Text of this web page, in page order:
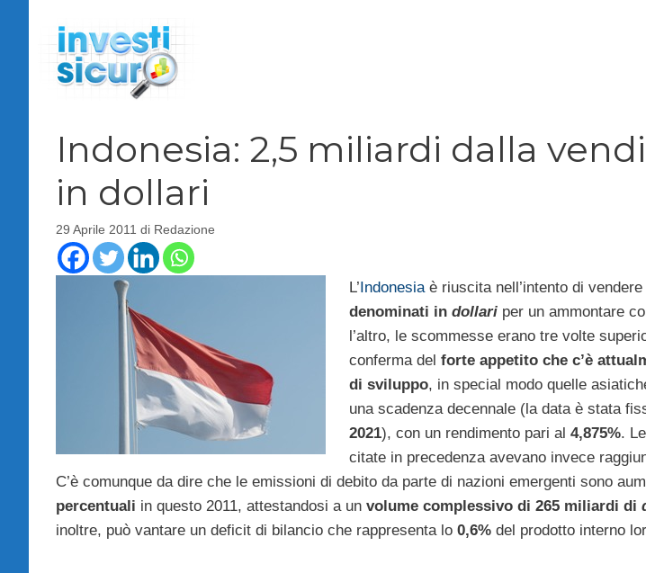
contenuto
Indonesia: 2,5 miliardi dalla
in dollari
29 Aprile 2011 di Redazione
L’Indonesiaè riuscita nell’intento di vendere
denominati in dollariper un ammontare
l’altro, le scommesse erano tre volte
conferma del forte appetito che c’è
di sviluppo, in special modo quelle
una scadenza decennale (la data è stata
2021), con un rendimento pari al 4,875%.
citate in precedenza avevano invece
C’è comunque da dire che le emissioni di debito da parte di nazioni emergenti sono
percentuali in questo 2011, attestandosi a un volume complessivo di 265 miliardi di
inoltre, può vantare un deficit di bilancio che rappresenta lo 0,6% del prodotto interno